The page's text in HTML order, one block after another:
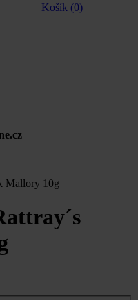
Košík (0)
Mallory 10g